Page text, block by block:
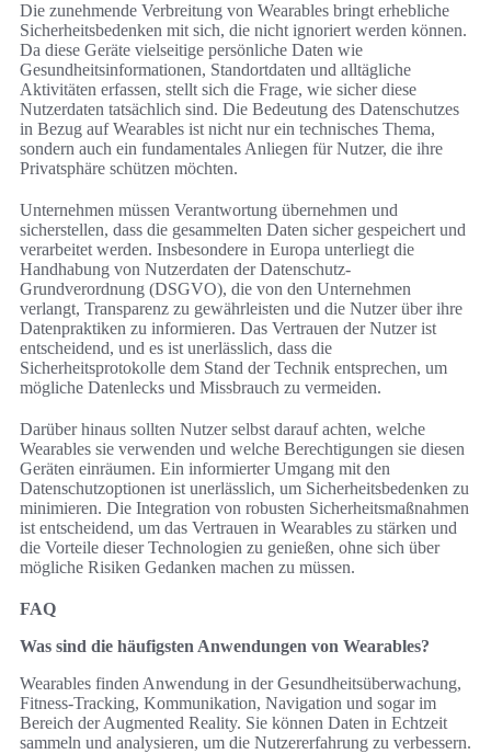
Die zunehmende Verbreitung von Wearables bringt erhebliche
Sicherheitsbedenken mit sich, die nicht ignoriert werden können.
Da diese Geräte vielseitige persönliche Daten wie
Gesundheitsinformationen, Standortdaten und alltägliche
Aktivitäten erfassen, stellt sich die Frage, wie sicher diese
Nutzerdaten tatsächlich sind. Die Bedeutung des Datenschutzes
in Bezug auf Wearables ist nicht nur ein technisches Thema,
sondern auch ein fundamentales Anliegen für Nutzer, die ihre
Privatsphäre schützen möchten.
Unternehmen müssen Verantwortung übernehmen und
sicherstellen, dass die gesammelten Daten sicher gespeichert und
verarbeitet werden. Insbesondere in Europa unterliegt die
Handhabung von Nutzerdaten der Datenschutz-
Grundverordnung (DSGVO), die von den Unternehmen
verlangt, Transparenz zu gewährleisten und die Nutzer über ihre
Datenpraktiken zu informieren. Das Vertrauen der Nutzer ist
entscheidend, und es ist unerlässlich, dass die
Sicherheitsprotokolle dem Stand der Technik entsprechen, um
mögliche Datenlecks und Missbrauch zu vermeiden.
Darüber hinaus sollten Nutzer selbst darauf achten, welche
Wearables sie verwenden und welche Berechtigungen sie diesen
Geräten einräumen. Ein informierter Umgang mit den
Datenschutzoptionen ist unerlässlich, um Sicherheitsbedenken zu
minimieren. Die Integration von robusten Sicherheitsmaßnahmen
ist entscheidend, um das Vertrauen in Wearables zu stärken und
die Vorteile dieser Technologien zu genießen, ohne sich über
mögliche Risiken Gedanken machen zu müssen.
FAQ
Was sind die häufigsten Anwendungen von Wearables?
Wearables finden Anwendung in der Gesundheitsüberwachung,
Fitness-Tracking, Kommunikation, Navigation und sogar im
Bereich der Augmented Reality. Sie können Daten in Echtzeit
sammeln und analysieren, um die Nutzererfahrung zu verbessern.